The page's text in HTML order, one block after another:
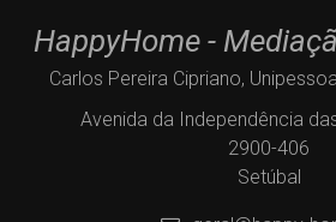
HappyHome -
Carlos Pereira Cipriano,
Avenida da Independência
2900-406
Setúbal